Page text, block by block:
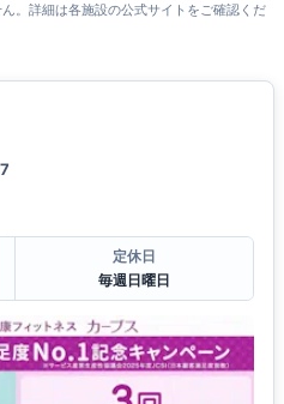
。詳細は各施設の公式サイトをご確認くだ
定休日
毎週日曜日